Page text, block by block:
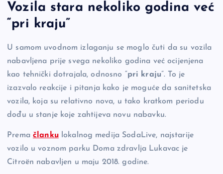
Vozila stara nekoliko godina već
“pri kraju”
U samom uvodnom izlaganju se moglo čuti da su vozila
nabavljena prije svega nekoliko godina već ocijenjena
kao tehnički dotrajala, odnosno “pri kraju”. To je
izazvalo reakcije i pitanja kako je moguće da sanitetska
vozila, koja su relativno nova, u tako kratkom periodu
dođu u stanje koje zahtijeva novu nabavku.
Prema člankulokalnog medija SodaLive, najstarije
vozilo u voznom parku Doma zdravlja Lukavac je
Citroën nabavljen u maju 2018. godine.